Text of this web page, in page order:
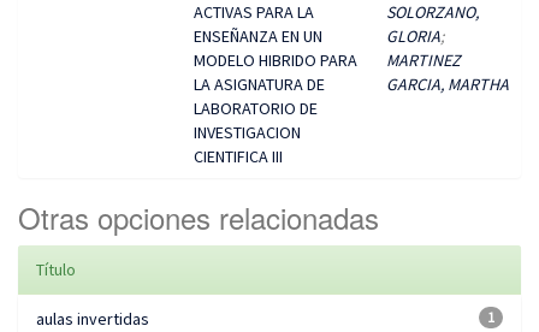
ACTIVAS PARA LA
ENSEÑANZA EN UN
MODELO HIBRIDO PARA
LA ASIGNATURA DE
LABORATORIO DE
INVESTIGACION
CIENTIFICA III
SOLORZANO,
GLORIA;
MARTINEZ
GARCIA, MARTHA
Otras opciones relacionadas
Título
1
aulas invertidas